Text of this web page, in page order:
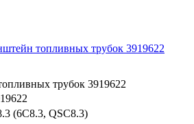
трубок 3919622
(6C8.3, QSC8.3)